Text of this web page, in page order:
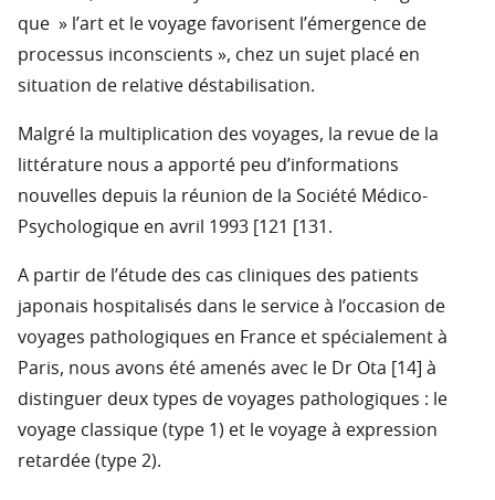
que » l’art et le voyage favorisent l’émergence de
processus inconscients », chez un sujet placé en
situation de relative déstabilisation.
Malgré la multiplication des voyages, la revue de la
littérature nous a apporté peu d’informations
nouvelles depuis la réunion de la Société Médico-
Psychologique en avril 1993 [121 [131.
A partir de l’étude des cas cliniques des patients
japonais hospitalisés dans le service à l’occasion de
voyages pathologiques en France et spécialement à
Paris, nous avons été amenés avec le Dr Ota [14] à
distinguer deux types de voyages pathologiques : le
voyage classique (type 1) et le voyage à expression
retardée (type 2).